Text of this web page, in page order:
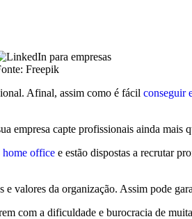
Freepik
Afinal, assim como é fácil conseguir
empresa capte profissionais ainda mais
home office e estão dispostas a recrutar
valores da organização. Assim pode
com a dificuldade e burocracia de